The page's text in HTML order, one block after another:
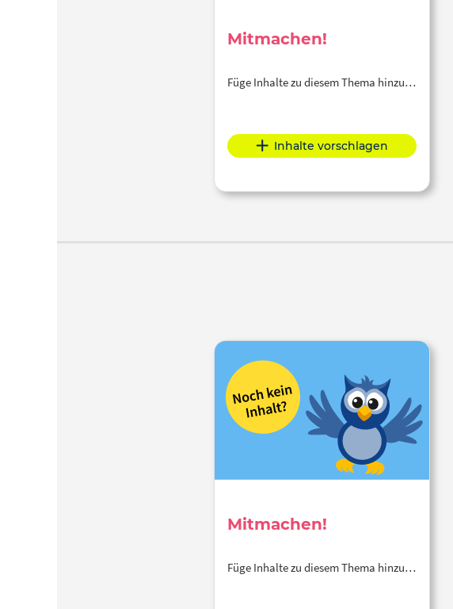
Mitmachen!
Füge Inhalte zu diesem Thema hinzu…
Inhalte vorschlagen
Mitmachen!
Füge Inhalte zu diesem Thema hinzu…